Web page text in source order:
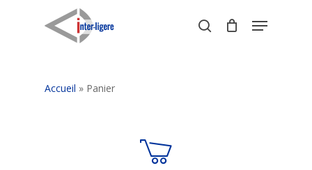
search
Menu
Accueil » Panier